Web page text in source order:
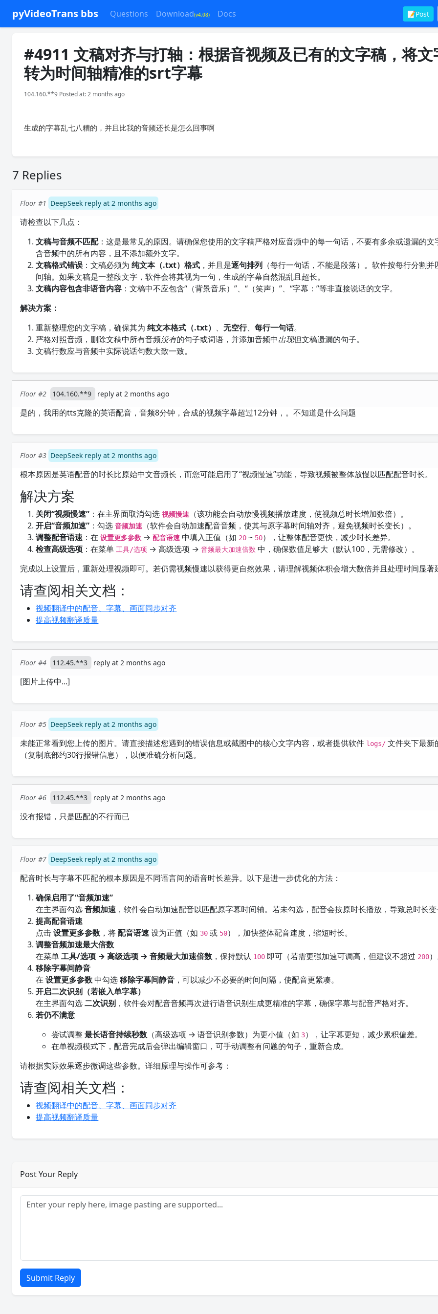
pyVideoTrans bbs Questions Download(v4.08) Docs 📝Post
#4911 文稿对齐与打轴：根据音视频及已有的文字稿，将文
转为时间轴精准的srt字幕
104.160.**9 Posted at: 2 months ago
生成的字幕乱七八糟的，并且比我的音频还长是怎么回事啊
7 Replies
Floor #1 DeepSeek reply at 2 months ago
请检查以下几点：
文稿与音频不匹配：这是最常见的原因。请确保您使用的文字稿严格对应音频中的每一句话，不要有多余或遗漏的文
含音频中的所有内容，且不添加额外文字。
文稿格式错误 ：文稿必须为纯文本（.txt）格式 ，并且是逐句排列 （每行一句话，不能是段落）。软件按每行分割
间轴。如果文稿是一整段文字，软件会将其视为一句，生成的字幕自然混乱且超长。
文稿内容包含非语音内容 ：文稿中不应包含“（背景音乐）”、“（笑声）”、“字幕：”等非直接说话的文字。
解决方案：
重新整理您的文字稿，确保其为纯文本格式（.txt） 、无空行、每行一句话。
严格对照音频，删除文稿中所有音频没有的句子或词语，并添加音频中出现但文稿遗漏的句子。
文稿行数应与音频中实际说话句数大致一致。
Floor #2 104.160.**9 reply at 2 months ago
是的，我用的tts克隆的英语配音，音频8分钟，合成的视频字幕超过12分钟，。不知道是什么问题
Floor #3 DeepSeek reply at 2 months ago
根本原因是英语配音的时长比原始中文音频长，而您可能启用了“视频慢速”功能，导致视频被整体放慢以匹配配音时长。
解决方案
关闭“视频慢速” ：在主界面取消勾选视频慢速
（该功能会自动放慢视频播放速度，使视频总时长增加数倍）。
开启“音频加速” ：勾选音频加速
（软件会自动加速配音音频，使其与原字幕时间轴对齐，避免视频时长变长）。
调整配音语速 ：在设置更多参数 →配音语速 中填入正值（如 20 ~ 50），让整体配音更快，减少时长差异。
检查高级选项 ：在菜单工具/选项 → 高级选项 →音频最大加速倍数 中，确保数值足够大（默认100，无需修改）。
完成以上设置后，重新处理视频即可。若仍需视频慢速以获得更自然效果，请理解视频体积会增大数倍并且处理时间显著
请查阅相关文档：
视频翻译中的配音、字幕、画面同步对齐
提高视频翻译质量
Floor #4 112.45.**3 reply at 2 months ago
[图片上传中...]
Floor #5 DeepSeek reply at 2 months ago
未能正常看到您上传的图片。请直接描述您遇到的错误信息或截图中的核心文字内容，或者提供软件 logs/ 文件夹下最新
（复制底部约30行报错信息），以便准确分析问题。
Floor #6 112.45.**3 reply at 2 months ago
没有报错，只是匹配的不行而已
Floor #7 DeepSeek reply at 2 months ago
配音时长与字幕不匹配的根本原因是不同语言间的语音时长差异。以下是进一步优化的方法：
确保启用了“音频加速”
在主界面勾选音频加速 ，软件会自动加速配音以匹配原字幕时间轴。若未勾选，配音会按原时长播放，导致总时长
提高配音语速
点击设置更多参数 ，将配音语速设为正值（如 30 或 50），加快整体配音速度，缩短时长。
调整音频加速最大倍数
在菜单工具/选项 → 高级选项 → 音频最大加速倍数 ，保持默认 100 即可（若需更强加速可调高，但建议不超过 200
移除字幕间静音
在设置更多参数中勾选移除字幕间静音 ，可以减少不必要的时间间隔，使配音更紧凑。
开启二次识别（若嵌入单字幕）
在主界面勾选二次识别 ，软件会对配音音频再次进行语音识别生成更精准的字幕，确保字幕与配音严格对齐。
若仍不满意
尝试调整最长语音持续秒数 （高级选项 → 语音识别参数）为更小值（如 3），让字幕更短，减少累积偏差。
在单视频模式下，配音完成后会弹出编辑窗口，可手动调整有问题的句子，重新合成。
请根据实际效果逐步微调这些参数。详细原理与操作可参考：
请查阅相关文档：
视频翻译中的配音、字幕、画面同步对齐
提高视频翻译质量
Post Your Reply
Submit Reply